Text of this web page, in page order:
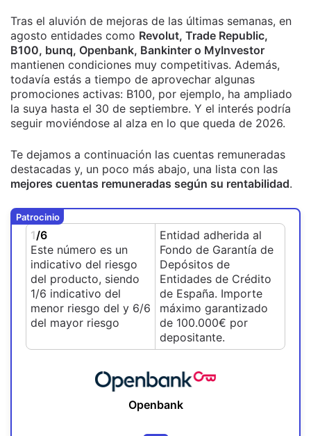
Tras el aluvión de mejoras de las últimas semanas, en
agosto entidades como Revolut, Trade Republic,
B100, bunq, Openbank, Bankinter o MyInvestor
mantienen condiciones muy competitivas. Además,
todavía estás a tiempo de aprovechar algunas
promociones activas: B100, por ejemplo, ha ampliado
la suya hasta el 30 de septiembre. Y el interés podría
seguir moviéndose al alza en lo que queda de 2026.
Te dejamos a continuación las cuentas remuneradas
destacadas y, un poco más abajo, una lista con las
mejores cuentas remuneradas según su rentabilidad.
Patrocinio
1/6
Este número es un
indicativo del riesgo
del producto, siendo
1/6 indicativo del
menor riesgo del y 6/6
del mayor riesgo
Entidad adherida al
Fondo de Garantía de
Depósitos de
Entidades de Crédito
de España. Importe
máximo garantizado
de 100.000€ por
depositante.
Openbank